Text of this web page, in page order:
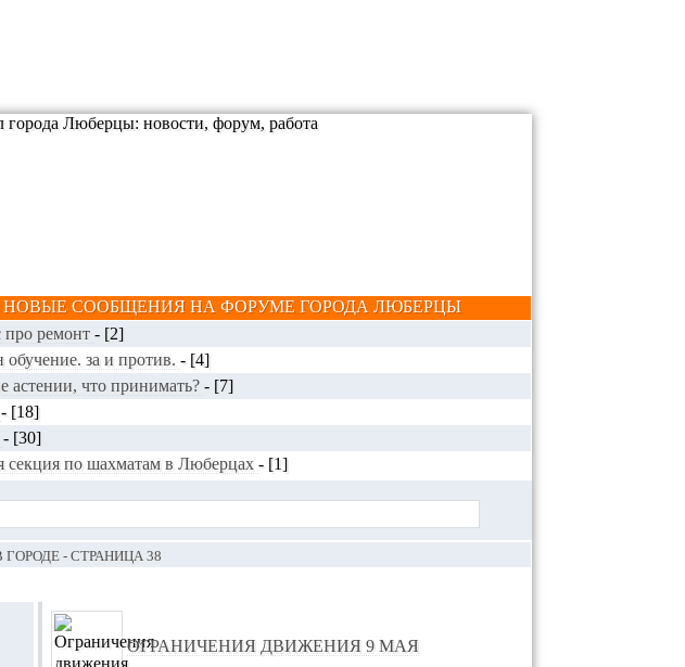
НОВЫЕ СООБЩЕНИЯ НА ФОРУМЕ ГОРОДА ЛЮБЕРЦЫ
про ремонт - [2]
за и против. - [4]
астении, что принимать? - [7]
- [18]
- [30]
секция по шахматам в Люберцах - [1]
- СТРАНИЦА 38
ОГРАНИЧЕНИЯ ДВИЖЕНИЯ 9 МАЯ